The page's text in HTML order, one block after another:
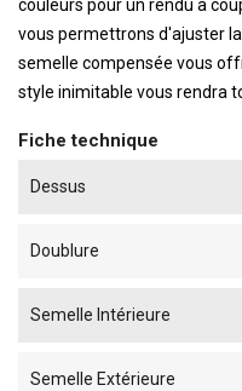
couleurs pour un rendu à
vous permettrons d'ajuster
semelle compensée vous
style inimitable vous rendra
Fiche technique
Dessus
Doublure
Semelle Intérieure
Semelle Extérieure